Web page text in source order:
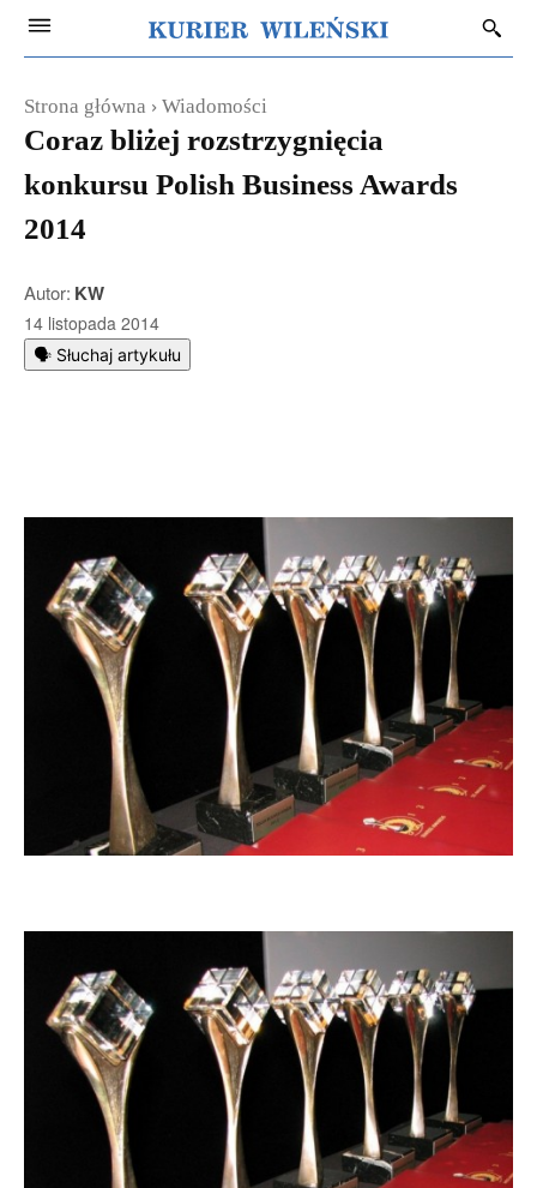
Strona główna Wiadomości
Coraz bliżej rozstrzygnięcia
konkursu Polish Business Awards
2014
Autor: KW
14 listopada 2014
🗣️ Słuchaj artykułu